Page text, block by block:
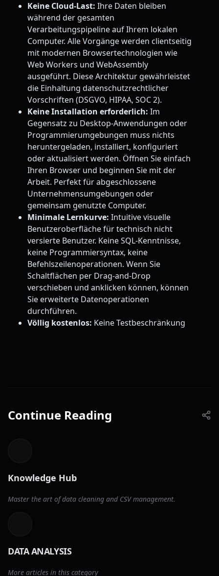
Keine Cloud-Last: Ihre Daten bleiben
während der gesamten
Verarbeitungspipeline auf Ihrem lokalen
Computer. Alle Vorgänge werden clientseitig
mit modernen Browsertechnologien wie
Web Workers und WebAssembly
ausgeführt. Diese Architektur gewährleistet
die Einhaltung datenschutzrechtlicher
Vorschriften (DSGVO, HIPAA, SOC 2).
Keine Installation erforderlich: Im
Gegensatz zu Desktop-Anwendungen oder
Programmierumgebungen muss nichts
heruntergeladen, installiert, konfiguriert
oder aktualisiert werden. Öffnen Sie einfach
Ihren Browser und beginnen Sie mit der
Arbeit. Perfekt für abgeschlossene
Unternehmensumgebungen oder
gemeinsam genutzte Computer.
Minimale Lernkurve: Intuitive visuelle
Benutzeroberfläche für technisch nicht
versierte Benutzer. Keine SQL-Kenntnisse,
keine Programmiersyntax, keine
Befehlszeilenoperationen. Wenn Sie
Schaltflächen per Drag-and-Drop
verschieben und anklicken können, können
Sie erweiterte Datenoperationen
durchführen.
Völlig kostenlos: Keine Testbeschränkung
Continue Reading
Knowledge Hub
Master the art of data cleaning and CSV management.
DATA ANALYSIS
More articles in this category